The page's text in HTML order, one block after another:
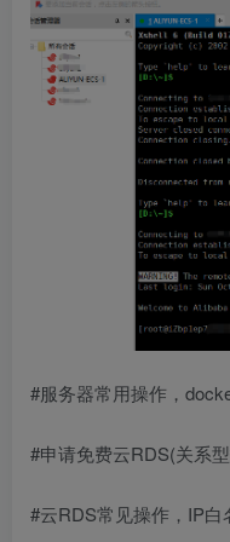
#服务器常用操作，
#申请免费云RDS(关系
#云RDS常见操作，IP